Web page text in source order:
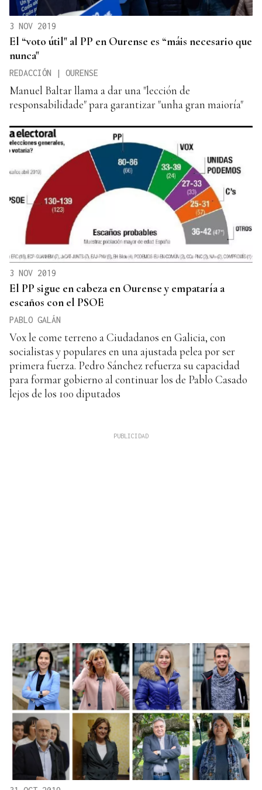
3 NOV 2019
El “voto útil" al PP en Ourense es “máis necesario que
nunca"
REDACCIÓN | OURENSE
Manuel Baltar llama a dar una "lección de
responsabilidade" para garantizar "unha gran maioría"
3 NOV 2019
El PP sigue en cabeza en Ourense y empataría a
escaños con el PSOE
PABLO GALÁN
Vox le come terreno a Ciudadanos en Galicia, con
socialistas y populares en una ajustada pelea por ser
primera fuerza. Pedro Sánchez refuerza su capacidad
para formar gobierno al continuar los de Pablo Casado
lejos de los 100 diputados